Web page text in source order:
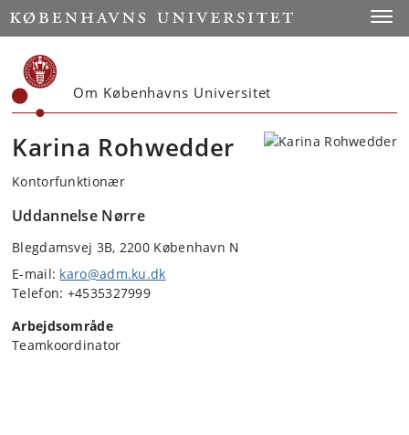
Start
Om Københavns Universitet
Karina Rohwedder
Kontorfunktionær
Uddannelse Nørre
Blegdamsvej 3B, 2200 København N
E-mail: karo@adm.ku.dk
Telefon: +4535327999
Arbejdsområde
Teamkoordinator